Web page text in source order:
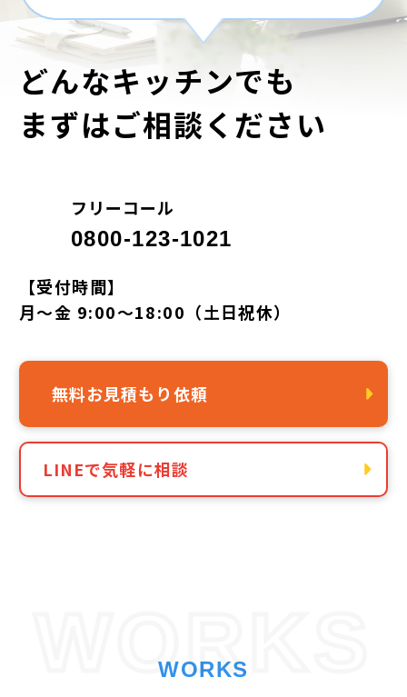
どんなキッチンでも
まずはご相談ください
フリーコール
0800-123-1021
【受付時間】
月～金 9:00～18:00（土日祝休）
無料お見積もり依頼
LINEで気軽に相談
WORKS
WORKS